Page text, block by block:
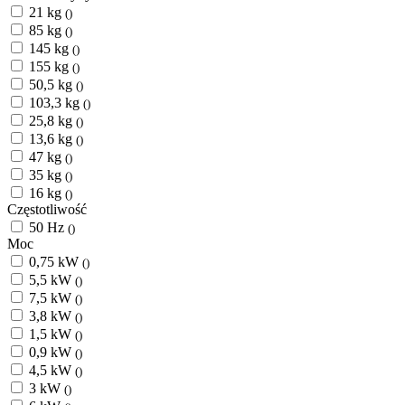
21 kg ()
85 kg ()
145 kg ()
155 kg ()
50,5 kg ()
103,3 kg ()
25,8 kg ()
13,6 kg ()
47 kg ()
35 kg ()
16 kg ()
Częstotliwość
50 Hz ()
Moc
0,75 kW ()
5,5 kW ()
7,5 kW ()
3,8 kW ()
1,5 kW ()
0,9 kW ()
4,5 kW ()
3 kW ()